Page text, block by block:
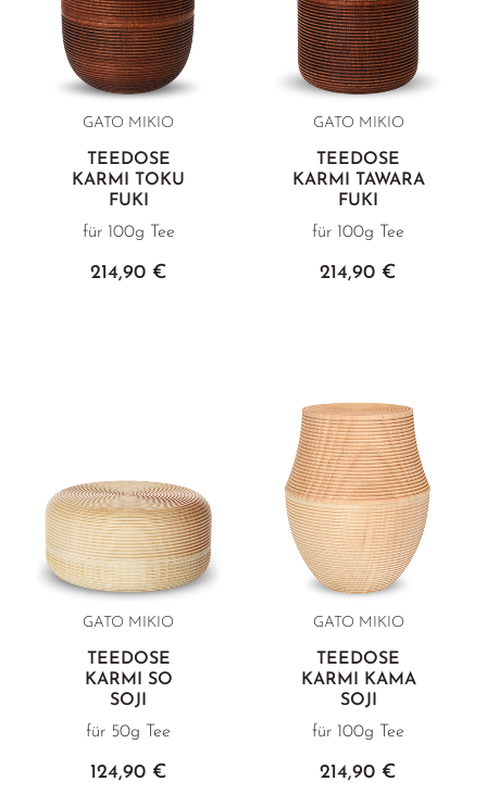
GATO MIKIO
TEEDOSE
KARMI TOKU
FUKI
für 100g Tee
214,90 €
GATO MIKIO
TEEDOSE
KARMI TAWARA
FUKI
für 100g Tee
214,90 €
GATO MIKIO
TEEDOSE
KARMI SO
SOJI
für 50g Tee
124,90 €
GATO MIKIO
TEEDOSE
KARMI KAMA
SOJI
für 100g Tee
214,90 €